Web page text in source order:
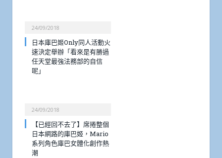
24/09/2018
日本庫巴姬Only同人活動火
速決定舉辦「看來是有勝過
任天堂最強法務部的自信
呢」
24/09/2018
【已經回不去了】席捲整個
日本網路的庫巴姬，Mario
系列角色庫巴女體化創作熱
潮